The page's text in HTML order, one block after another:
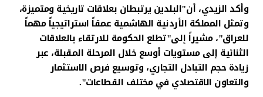
وأكد الزيدي، أن"البلدين يرتبطان بعلاقات تاريخية ومتميزة،
وتمثل المملكة الأردنية الهاشمية عمقاً استراتيجياً مهماً
للعراق"، مشيراً إلى"تطلع الحكومة للارتقاء بالعلاقات
الثنائية إلى مستويات أوسع خلال المرحلة المقبلة، عبر
زيادة حجم التبادل التجاري، وتوسيع فرص الاستثمار
والتعاون الاقتصادي في مختلف القطاعات".